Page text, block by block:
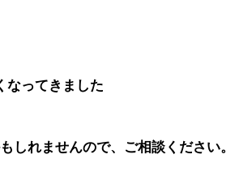
なってきました
しれませんので、ご相談ください。